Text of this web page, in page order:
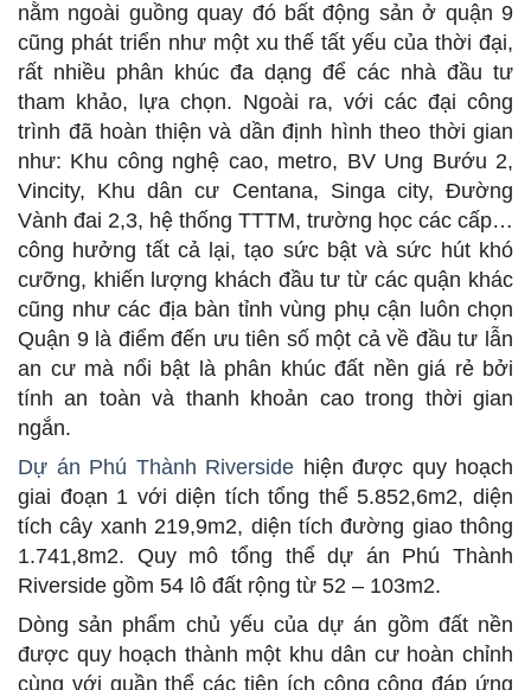
nằm ngoài guồng quay đó bất động sản ở quận 9
cũng phát triển như một xu thế tất yếu của thời đại,
rất nhiều phân khúc đa dạng để các nhà đầu tư
tham khảo, lựa chọn. Ngoài ra, với các đại công
trình đã hoàn thiện và dần định hình theo thời gian
như: Khu công nghệ cao, metro, BV Ung Bướu 2,
Vincity, Khu dân cư Centana, Singa city, Đường
Vành đai 2,3, hệ thống TTTM, trường học các cấp…
công hưởng tất cả lại, tạo sức bật và sức hút khó
cưỡng, khiến lượng khách đầu tư từ các quận khác
cũng như các địa bàn tỉnh vùng phụ cận luôn chọn
Quận 9 là điểm đến ưu tiên số một cả về đầu tư lẫn
an cư mà nổi bật là phân khúc đất nền giá rẻ bởi
tính an toàn và thanh khoản cao trong thời gian
ngắn.
Dự án Phú Thành Riverside hiện được quy hoạch
giai đoạn 1 với diện tích tổng thể 5.852,6m2, diện
tích cây xanh 219,9m2, diện tích đường giao thông
1.741,8m2. Quy mô tổng thể dự án Phú Thành
Riverside gồm 54 lô đất rộng từ 52 – 103m2.
Dòng sản phẩm chủ yếu của dự án gồm đất nền
được quy hoạch thành một khu dân cư hoàn chỉnh
cùng với quần thể các tiện ích công cộng đáp ứng